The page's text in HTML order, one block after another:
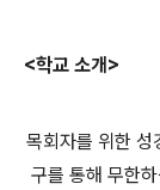
<학교 소개>
목회자를 위한 성
구를 통해 무한